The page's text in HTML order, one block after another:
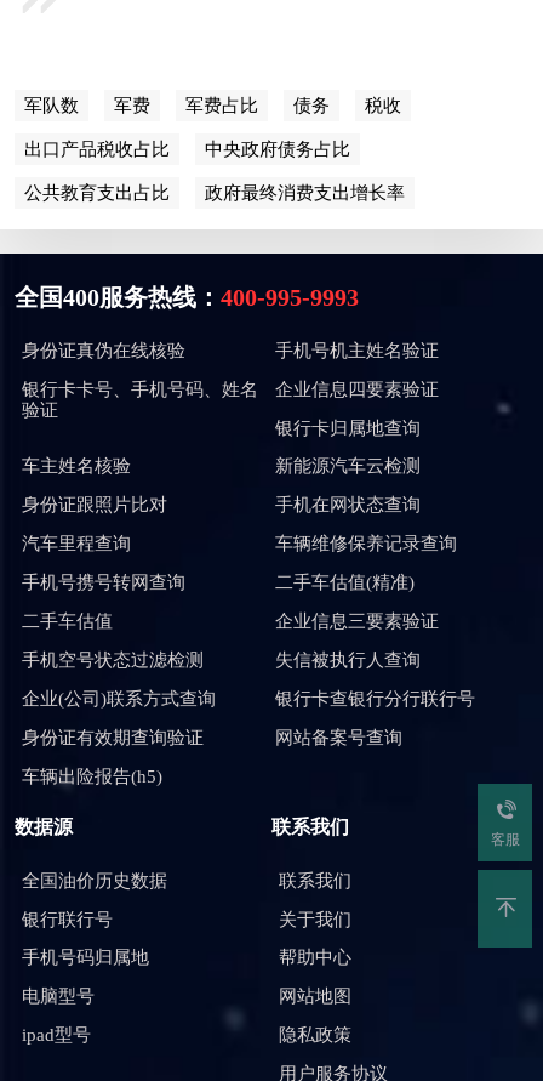
军队数 军费 军费占比 债务 税收
出口产品税收占比 中央政府债务占比
公共教育支出占比 政府最终消费支出增长率
全国400服务热线： 400-995-9993
身份证真伪在线核验
手机号机主姓名验证
银行卡卡号、手机号码、姓名
验证
企业信息四要素验证
银行卡归属地查询
车主姓名核验
新能源汽车云检测
身份证跟照片比对
手机在网状态查询
汽车里程查询
车辆维修保养记录查询
手机号携号转网查询
二手车估值(精准)
二手车估值
企业信息三要素验证
手机空号状态过滤检测
失信被执行人查询
企业(公司)联系方式查询
银行卡查银行分行联行号
身份证有效期查询验证
网站备案号查询
车辆出险报告(h5)
数据源
全国油价历史数据
银行联行号
手机号码归属地
电脑型号
ipad型号
联系我们
联系我们
关于我们
帮助中心
网站地图
隐私政策
用户服务协议
客服